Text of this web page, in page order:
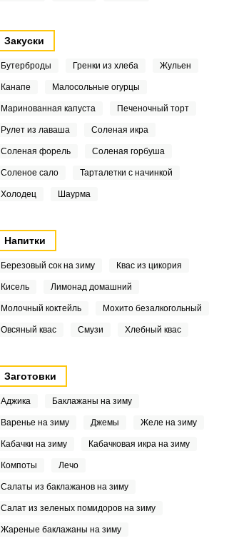
Закуски
Бутерброды Гренки из хлеба Жульен
Канапе Малосольные огурцы
Маринованная капуста Печеночный торт
Рулет из лаваша Соленая икра
Соленая форель Соленая горбуша
Соленое сало Тарталетки с начинкой
Холодец Шаурма
Напитки
Березовый сок на зиму Квас из цикория
Кисель Лимонад домашний
Молочный коктейль Мохито безалкогольный
Овсяный квас Смузи Хлебный квас
Заготовки
Аджика Баклажаны на зиму
Варенье на зиму Джемы Желе на зиму
Кабачки на зиму Кабачковая икра на зиму
Компоты Лечо
Салаты из баклажанов на зиму
Салат из зеленых помидоров на зиму
Жареные баклажаны на зиму